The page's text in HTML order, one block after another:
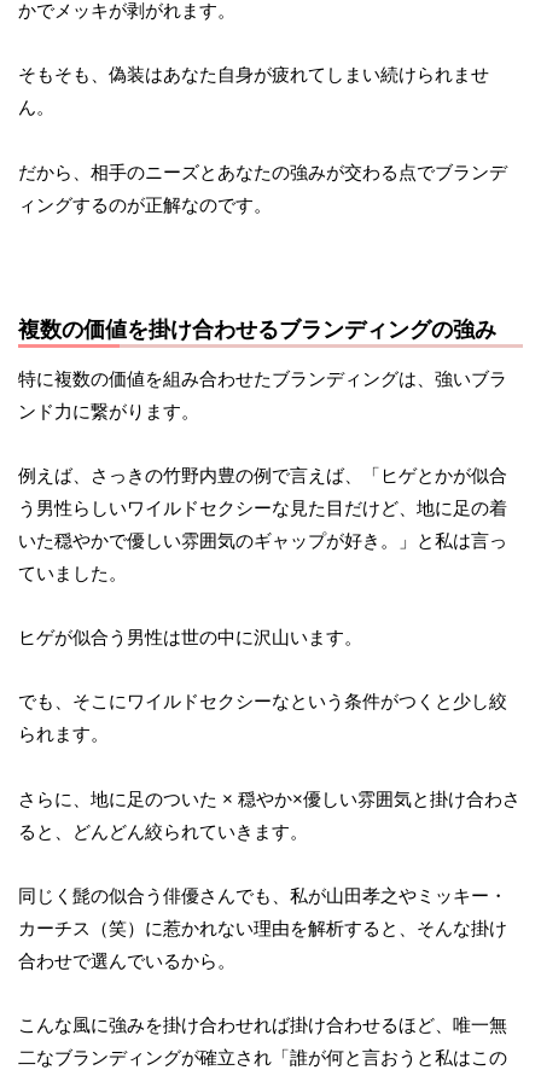
かでメッキが剥がれます。
そもそも、偽装はあなた自身が疲れてしまい続けられませ
ん。
だから、相手のニーズとあなたの強みが交わる点でブランデ
ィングするのが正解なのです。
複数の価値を掛け合わせるブランディングの強み
特に複数の価値を組み合わせたブランディングは、強いブラ
ンド力に繋がります。
例えば、さっきの竹野内豊の例で言えば、「ヒゲとかが似合
う男性らしいワイルドセクシーな見た目だけど、地に足の着
いた穏やかで優しい雰囲気のギャップが好き。」と私は言っ
ていました。
ヒゲが似合う男性は世の中に沢山います。
でも、そこにワイルドセクシーなという条件がつくと少し絞
られます。
さらに、地に足のついた × 穏やか×優しい雰囲気と掛け合わさ
ると、どんどん絞られていきます。
同じく髭の似合う俳優さんでも、私が山田孝之やミッキー・
カーチス（笑）に惹かれない理由を解析すると、そんな掛け
合わせで選んでいるから。
こんな風に強みを掛け合わせれば掛け合わせるほど、唯一無
二なブランディングが確立され「誰が何と言おうと私はこの